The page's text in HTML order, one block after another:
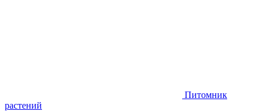
Питомник
растений